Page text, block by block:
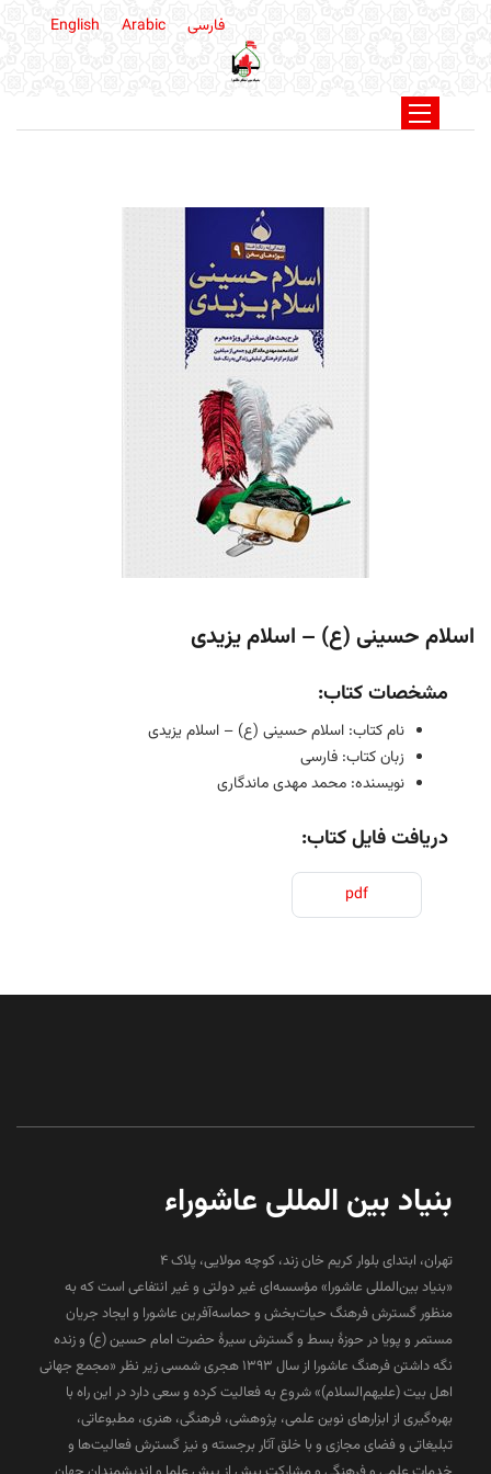
فارسی English Arabic
اسلام حسینی (ع) – اسلام یزیدی
مشخصات کتاب:
نام کتاب: اسلام حسینی (ع) – اسلام یزیدی
زبان کتاب: فارسی
نویسنده: محمد مهدی ماندگاری
دریافت فایل کتاب:
pdf
بنیاد بین المللی عاشوراء
تهران، ابتدای بلوار کریم خان زند، کوچه مولایی، پلاک 4
«بنیاد بین‌المللی عاشورا» مؤسسه‌ای غیر دولتی و غیر انتفاعی است که به
منظور گسترش فرهنگ حیات‌بخش و حماسه‌آفرین عاشورا و ایجاد جریان
مستمر و پویا در حوزۀ بسط و گسترش سیرۀ حضرت امام حسین (ع) و زنده
نگه داشتن فرهنگ عاشورا از سال ۱۳۹۳ هجری شمسی زیر نظر «مجمع جهانی
اهل بیت (علیهم‌السلام)» شروع به فعالیت کرده و سعی دارد در این راه با
بهره‌گیری از ابزارهای نوین علمی، پژوهشی، فرهنگی، هنری، مطبوعاتی،
تبلیغاتی و فضای مجازی و با خلق آثار برجسته و نیز گسترش فعالیت‌ها و